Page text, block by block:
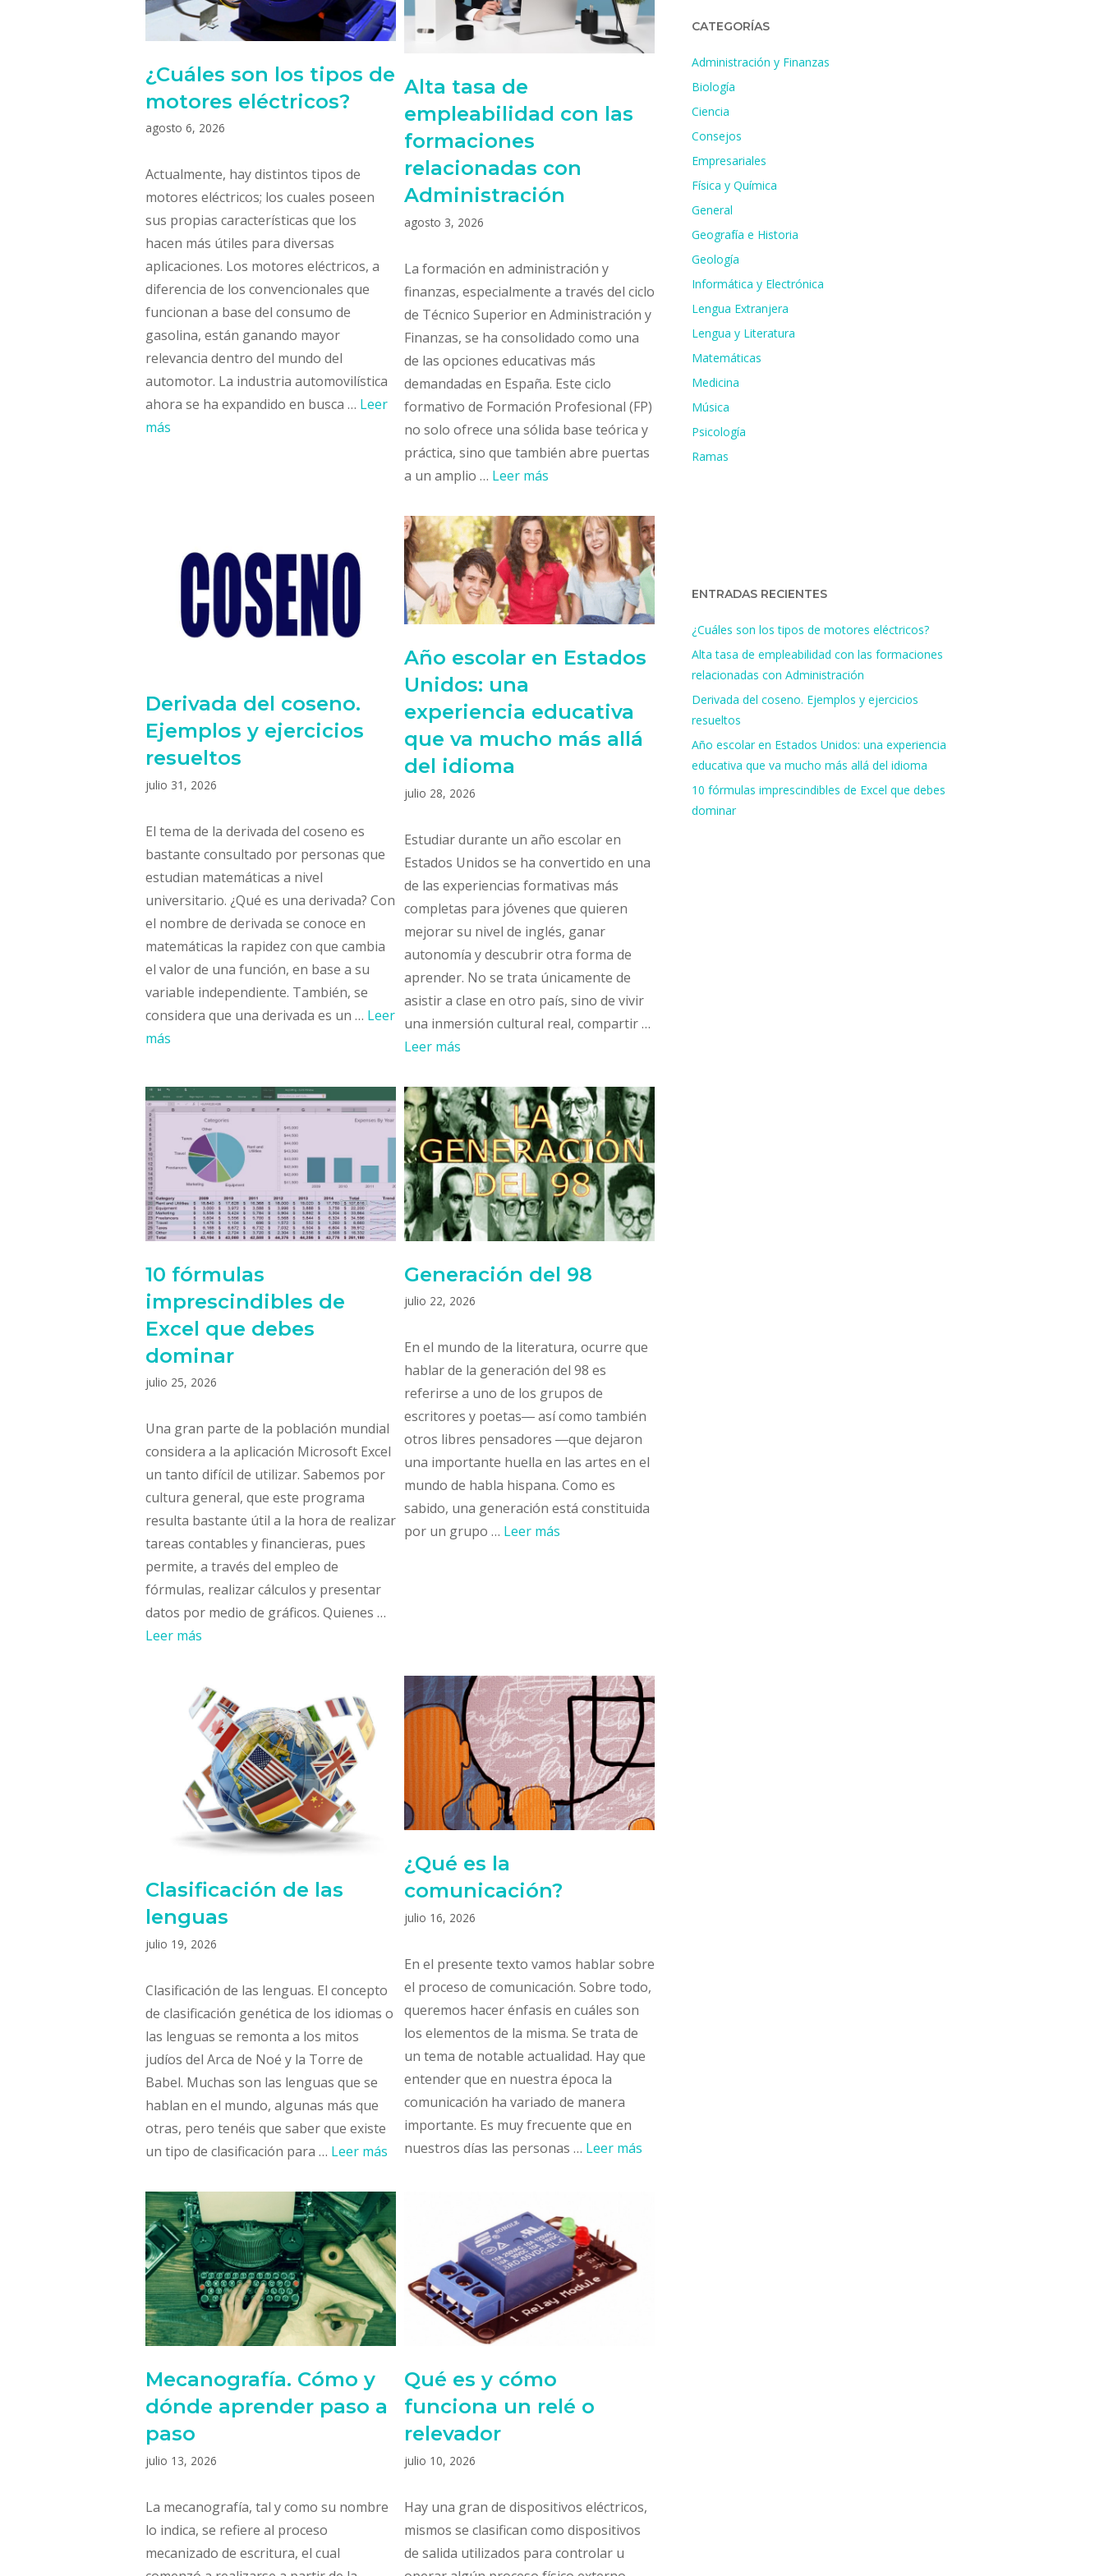
¿Cuáles son los tipos de
motores eléctricos?
agosto 6, 2026
Actualmente, hay distintos tipos de
motores eléctricos; los cuales poseen
sus propias características que los
hacen más útiles para diversas
aplicaciones. Los motores eléctricos, a
diferencia de los convencionales que
funcionan a base del consumo de
gasolina, están ganando mayor
relevancia dentro del mundo del
automotor. La industria automovilística
ahora se ha expandido en busca … Leer
más
Alta tasa de
empleabilidad con las
formaciones
relacionadas con
Administración
agosto 3, 2026
La formación en administración y
finanzas, especialmente a través del ciclo
de Técnico Superior en Administración y
Finanzas, se ha consolidado como una
de las opciones educativas más
demandadas en España. Este ciclo
formativo de Formación Profesional (FP)
no solo ofrece una sólida base teórica y
práctica, sino que también abre puertas
a un amplio … Leer más
Derivada del coseno.
Ejemplos y ejercicios
resueltos
julio 31, 2026
El tema de la derivada del coseno es
bastante consultado por personas que
estudian matemáticas a nivel
universitario. ¿Qué es una derivada? Con
el nombre de derivada se conoce en
matemáticas la rapidez con que cambia
el valor de una función, en base a su
variable independiente. También, se
considera que una derivada es un … Leer
más
Año escolar en Estados
Unidos: una
experiencia educativa
que va mucho más allá
del idioma
julio 28, 2026
Estudiar durante un año escolar en
Estados Unidos se ha convertido en una
de las experiencias formativas más
completas para jóvenes que quieren
mejorar su nivel de inglés, ganar
autonomía y descubrir otra forma de
aprender. No se trata únicamente de
asistir a clase en otro país, sino de vivir
una inmersión cultural real, compartir …
Leer más
10 fórmulas
imprescindibles de
Excel que debes
dominar
julio 25, 2026
Una gran parte de la población mundial
considera a la aplicación Microsoft Excel
un tanto difícil de utilizar. Sabemos por
cultura general, que este programa
resulta bastante útil a la hora de realizar
tareas contables y financieras, pues
permite, a través del empleo de
fórmulas, realizar cálculos y presentar
datos por medio de gráficos. Quienes …
Leer más
Generación del 98
julio 22, 2026
En el mundo de la literatura, ocurre que
hablar de la generación del 98 es
referirse a uno de los grupos de
escritores y poetas― así como también
otros libres pensadores ―que dejaron
una importante huella en las artes en el
mundo de habla hispana. Como es
sabido, una generación está constituida
por un grupo … Leer más
Clasificación de las
lenguas
julio 19, 2026
Clasificación de las lenguas. El concepto
de clasificación genética de los idiomas o
las lenguas se remonta a los mitos
judíos del Arca de Noé y la Torre de
Babel. Muchas son las lenguas que se
hablan en el mundo, algunas más que
otras, pero tenéis que saber que existe
un tipo de clasificación para … Leer más
¿Qué es la
comunicación?
julio 16, 2026
En el presente texto vamos hablar sobre
el proceso de comunicación. Sobre todo,
queremos hacer énfasis en cuáles son
los elementos de la misma. Se trata de
un tema de notable actualidad. Hay que
entender que en nuestra época la
comunicación ha variado de manera
importante. Es muy frecuente que en
nuestros días las personas … Leer más
Mecanografía. Cómo y
dónde aprender paso a
paso
julio 13, 2026
La mecanografía, tal y como su nombre
lo indica, se refiere al proceso
mecanizado de escritura, el cual
Qué es y cómo
funciona un relé o
relevador
julio 10, 2026
Hay una gran de dispositivos eléctricos,
mismos se clasifican como dispositivos
de salida utilizados para controlar u
CATEGORÍAS
Administración y Finanzas
Biología
Ciencia
Consejos
Empresariales
Física y Química
General
Geografía e Historia
Geología
Informática y Electrónica
Lengua Extranjera
Lengua y Literatura
Matemáticas
Medicina
Música
Psicología
Ramas
ENTRADAS RECIENTES
¿Cuáles son los tipos de motores eléctricos?
Alta tasa de empleabilidad con las formaciones
relacionadas con Administración
Derivada del coseno. Ejemplos y ejercicios
resueltos
Año escolar en Estados Unidos: una experiencia
educativa que va mucho más allá del idioma
10 fórmulas imprescindibles de Excel que debes
dominar